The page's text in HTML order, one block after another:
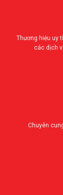
Thương hiệu uy
các dịch
Chuyên